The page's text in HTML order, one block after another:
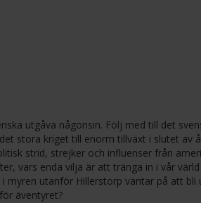
utgåva någonsin. Följ med till det
stora kriget till enorm tillväxt i slutet av
strid, strejker och influenser från
vars enda vilja är att tränga in i vår
myren utanför Hillerstorp väntar på att bli
äventyret?